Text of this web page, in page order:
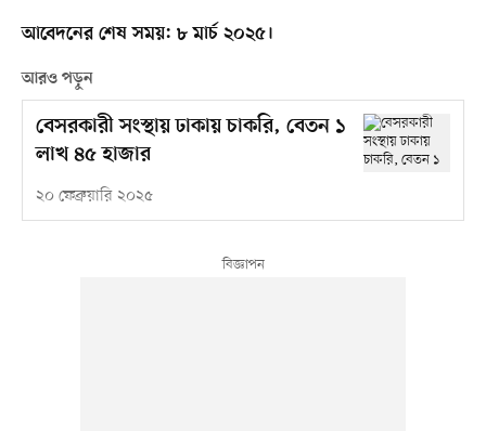
আবেদনের শেষ সময়: ৮ মার্চ ২০২৫।
আরও পড়ুন
বেসরকারী সংস্থায় ঢাকায় চাকরি, বেতন ১
লাখ ৪৫ হাজার
২০ ফেব্রুয়ারি ২০২৫